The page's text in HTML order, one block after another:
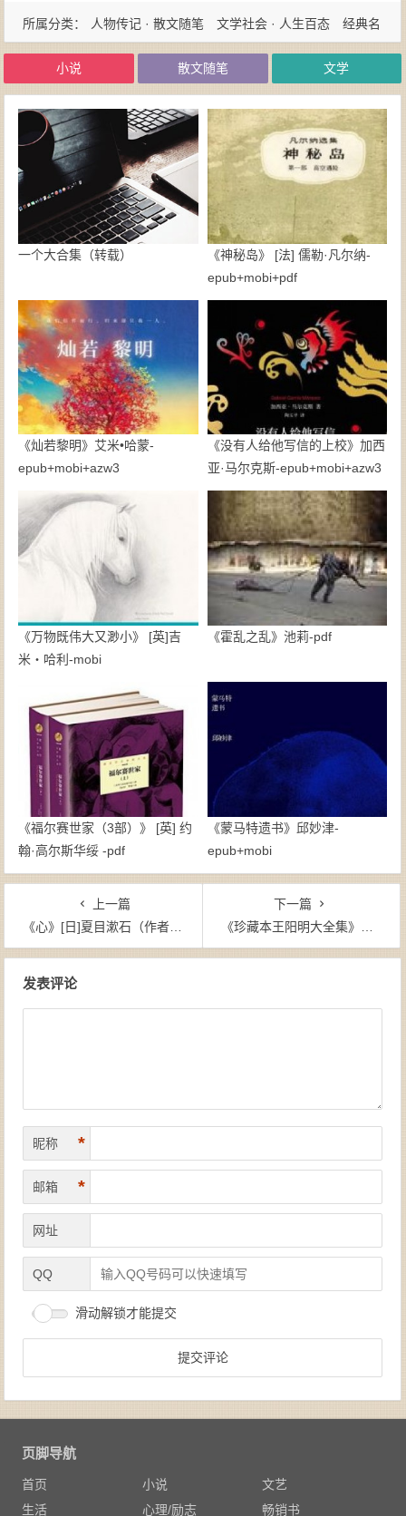
所属分类： 人物传记 · 散文随笔 文学社会 · 人生百态
经典名
小说
散文随笔 文学
一个大合集（转载）
《神秘岛》 [法] 儒勒·凡尔纳-
epub+mobi+pdf
《灿若黎明》艾米•哈蒙-
epub+mobi+azw3
《没有人给他写信的上校》加西
亚·马尔克斯-epub+mobi+azw3
《万物既伟大又渺小》 [英]吉
米・哈利-mobi
《霍乱之乱》池莉-pdf
《福尔赛世家（3部）》 [英] 约
翰·高尔斯华绥 -pdf
《蒙马特遗书》邱妙津-
epub+mobi
上一篇
《心》[日]夏目漱石（作者）-epub+mobi+azw3
下一篇
《珍藏本王阳明大全集》杨嵘（作者）-epub+mobi+azw3
发表评论
昵称 *
邮箱 *
网址
QQ
滑动解锁才能提交
页脚导航
首页 小说
文艺
生活
心理/励志 畅销书